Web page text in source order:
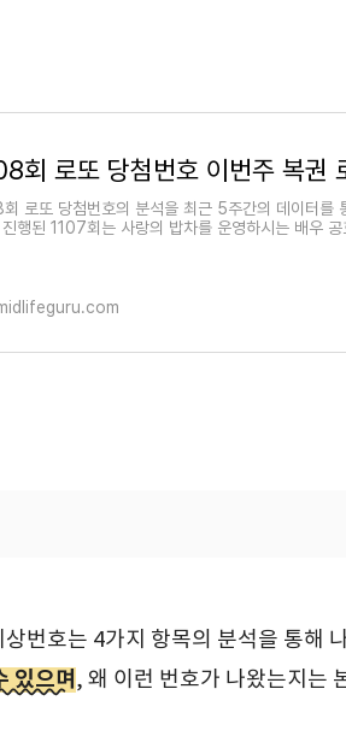
로또 당첨번호의 분석을 최근 5주간의 데이터를
행된 1107회는 사랑의 밥차를 운영하시는 배우
번호는 4가지 항목의 분석을 통해
있으며 , 왜 이런 번호가 나왔는지는